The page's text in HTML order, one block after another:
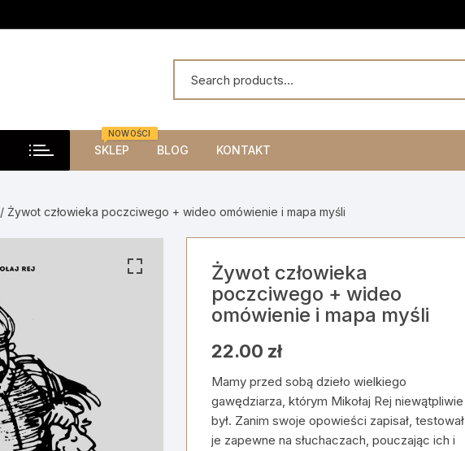
SKLEP
NOWOŚCI
BLOG KONTAKT
/ Żywot człowieka poczciwego + wideo omówienie i mapa myśli
Żywot człowieka
poczciwego + wideo
omówienie i mapa myśli
22.00 zł
Mamy przed sobą dzieło wielkiego
gawędziarza, którym Mikołaj Rej niewątpliwie
był. Zanim swoje opowieści zapisał, testował
je zapewne na słuchaczach, pouczając ich i